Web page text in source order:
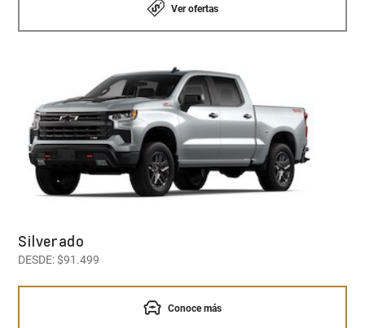
Ver ofertas
Silverado
DESDE: $91.499
Conoce más